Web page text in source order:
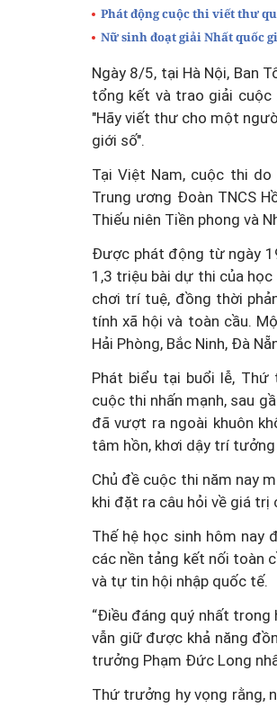
Phát động cuộc thi viết thư
Nữ sinh đoạt giải Nhất quốc
Ngày 8/5, tại Hà Nội, Ban
tổng kết và trao giải cuộc
"Hãy viết thư cho một
giới số".
Tại Việt Nam, cuộc thi
Trung ương Đoàn TNCS
Thiếu niên Tiền phong và
Được phát động từ ngày
1,3 triệu bài dự thi của
chơi trí tuệ, đồng thời
tính xã hội và toàn cầu.
Hải Phòng, Bắc Ninh, Đà
Phát biểu tại buổi lễ, Thứ
cuộc thi nhấn mạnh, sau
đã vượt ra ngoài khuôn
tâm hồn, khơi dậy trí
Chủ đề cuộc thi năm nay
khi đặt ra câu hỏi về giá
Thế hệ học sinh hôm nay
các nền tảng kết nối toàn
và tự tin hội nhập quốc tế.
“Điều đáng quý nhất trong
vẫn giữ được khả năng
trưởng Phạm Đức Long
Thứ trưởng hy vọng rằng,